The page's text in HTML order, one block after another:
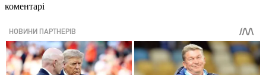
коментарі